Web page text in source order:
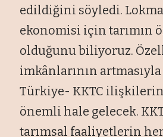
edildiğini söyledi.
ekonomisi için tarımın
olduğunu biliyoruz.
imkânlarının
Türkiye- KKTC
önemli hale gelecek.
tarımsal faaliyetlerin